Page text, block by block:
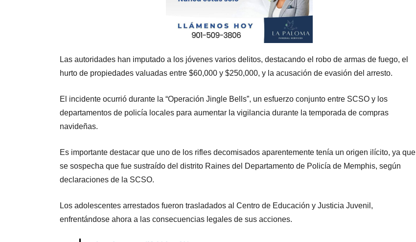
Las autoridades han imputado a los jóvenes varios delitos, destacando el robo de armas de fuego, el
hurto de propiedades valuadas entre $60,000 y $250,000, y la acusación de evasión del arresto.
El incidente ocurrió durante la “Operación Jingle Bells”, un esfuerzo conjunto entre SCSO y los
departamentos de policía locales para aumentar la vigilancia durante la temporada de compras
navideñas.
Es importante destacar que uno de los rifles decomisados aparentemente tenía un origen ilícito, ya que
se sospecha que fue sustraído del distrito Raines del Departamento de Policía de Memphis, según
declaraciones de la SCSO.
Los adolescentes arrestados fueron trasladados al Centro de Educación y Justicia Juvenil,
enfrentándose ahora a las consecuencias legales de sus acciones.